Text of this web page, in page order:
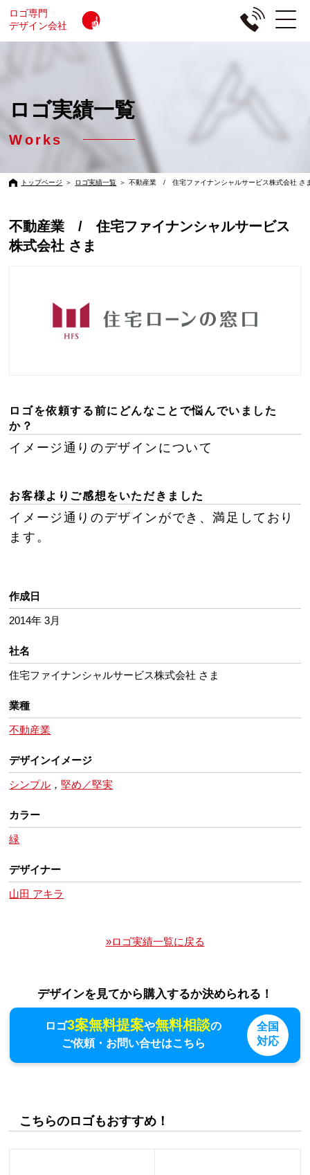
ロゴ専門
デザイン会社
ロゴ実績一覧
Works
トップページ ＞ ロゴ実績一覧 ＞ 不動産業 / 住宅ファイナンシャルサービス株式会社 さ
不動産業 / 住宅ファイナンシャルサービス
株式会社 さま
ロゴを依頼する前にどんなことで悩んでいました
か？
イメージ通りのデザインについて
お客様よりご感想をいただきました
イメージ通りのデザインができ、満足しており
ます。
作成日
2014年 3月
社名
住宅ファイナンシャルサービス株式会社 さま
業種
不動産業
デザインイメージ
シンプル ，堅め／堅実
カラー
緑
デザイナー
山田 アキラ
»ロゴ実績一覧に戻る
デザインを見てから購入するか決められる！
ロゴ3案無料提案や無料相談の
ご依頼・お問い合せはこちら
全国
対応
こちらのロゴもおすすめ！